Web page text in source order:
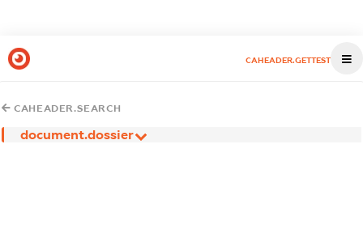
CAHEADER.GETTEST
CAHEADER.SEARCH
document.dossier